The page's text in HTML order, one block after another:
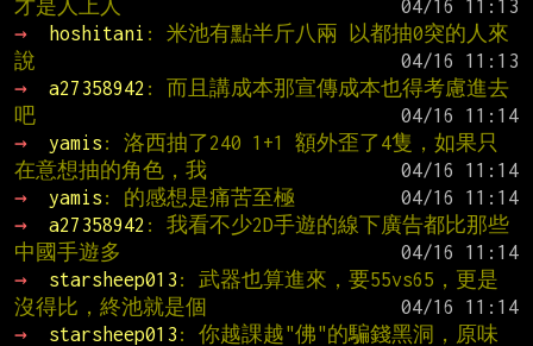
才是人上人
→
hoshitani : 米池有點半斤八兩 以都抽0突的人來
說
→
a27358942 : 而且講成本那宣傳成本也得考慮進去
吧
→
yamis : 洛西抽了240 1+1 額外歪了4隻，如果只
在意想抽的角色，我
→
yamis : 的感想是痛苦至極
→
a27358942 : 我看不少2D手遊的線下廣告都比那些
中國手遊多
→
starsheep013 : 武器也算進來，要55vs65，更是
沒得比，終池就是個
→
starsheep013 : 你越課越"佛"的騙錢黑洞，原味